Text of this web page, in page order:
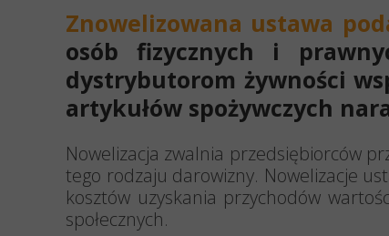
Znowelizowana ustawa
osób fizycznych i
dystrybutorom żywności
artykułów spożywczych
Nowelizacja zwalnia przedsiębiorców
tego rodzaju darowizny. Nowelizacje
kosztów uzyskania przychodów
społecznych.